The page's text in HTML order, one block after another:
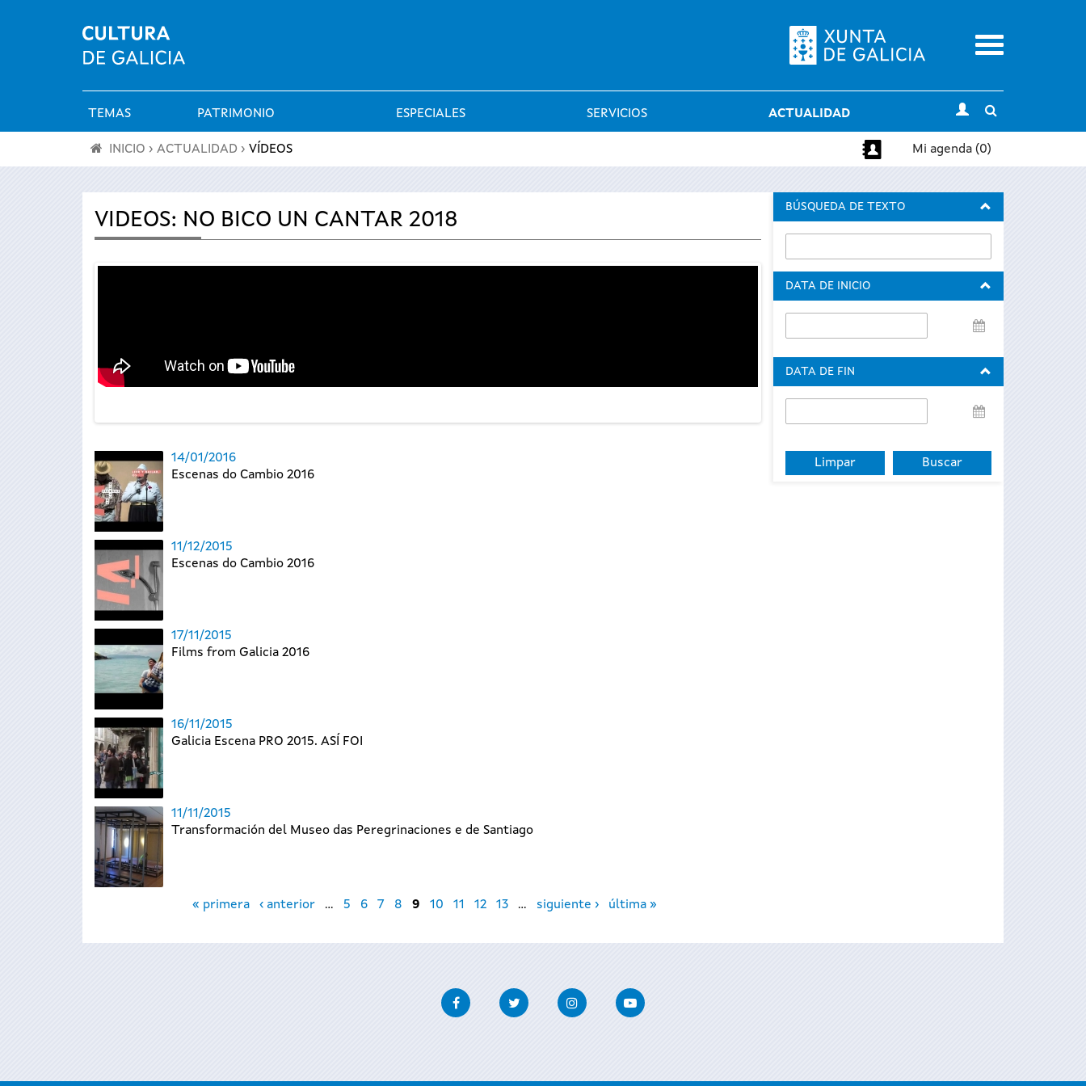
Menu
Menú
principal
TEMAS PATRIMONIO ESPECIALES SERVICIOS ACTUALIDAD
search
encuentra
INICIO › ACTUALIDAD › VÍDEOS Mi agenda (0)
VIDEOS: NO BICO UN CANTAR 2018
14/01/2016
Escenas do Cambio 2016
11/12/2015
Escenas do Cambio 2016
17/11/2015
Films from Galicia 2016
16/11/2015
Galicia Escena PRO 2015. ASÍ FOI
11/11/2015
Transformación del Museo das Peregrinaciones e de Santiago
« primera ‹ anterior … 5 6 7 8 9 10 11 12 13 … siguiente › última »
BÚSQUEDA DE TEXTO
DATA DE INICIO
de
DATA DE FIN
de
FacebookTwitter InstagramYoutube